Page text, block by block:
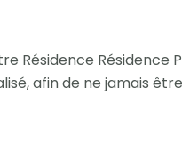
Résidence Résidence
afin de ne jamais